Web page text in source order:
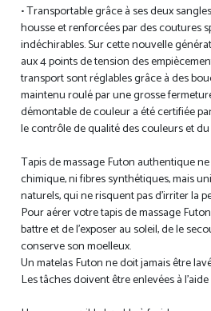
• Transportable grâce à ses deux
housse et renforcées par des coutures
indéchirables. Sur cette nouvelle
aux 4 points de tension des
transport sont réglables grâce à des
maintenu roulé par une grosse
démontable de couleur a été certifiée
le contrôle de qualité des couleurs et
Tapis de massage Futon authentique
chimique, ni fibres synthétiques, mais
naturels, qui ne risquent pas d'irriter la
Pour aérer votre tapis de massage
battre et de l'exposer au soleil, de le
conserve son moelleux.
Un matelas Futon ne doit jamais être
Les tâches doivent être enlevées à